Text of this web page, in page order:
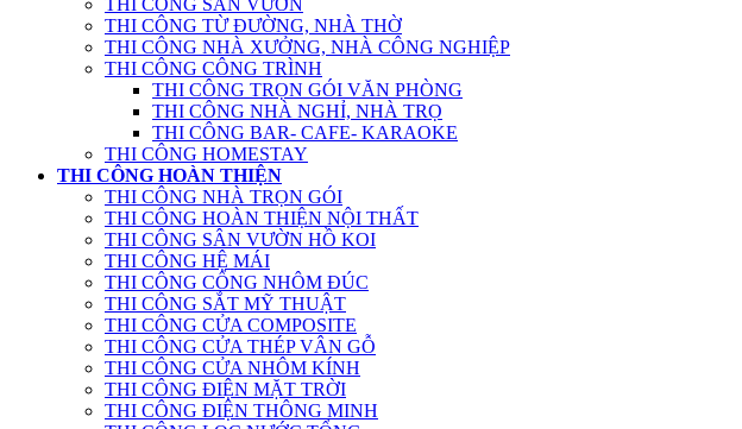
THI CÔNG SÂN VƯỜN
THI CÔNG TỪ ĐƯỜNG, NHÀ THỜ
THI CÔNG NHÀ XƯỞNG, NHÀ CÔNG NGHIỆP
THI CÔNG CÔNG TRÌNH
THI CÔNG TRỌN GÓI VĂN PHÒNG
THI CÔNG NHÀ NGHỈ, NHÀ TRỌ
THI CÔNG BAR- CAFE- KARAOKE
THI CÔNG HOMESTAY
THI CÔNG HOÀN THIỆN
THI CÔNG NHÀ TRỌN GÓI
THI CÔNG HOÀN THIỆN NỘI THẤT
THI CÔNG SÂN VƯỜN HỒ KOI
THI CÔNG HỆ MÁI
THI CÔNG CỔNG NHÔM ĐÚC
THI CÔNG SẮT MỸ THUẬT
THI CÔNG CỬA COMPOSITE
THI CÔNG CỬA THÉP VÂN GỖ
THI CÔNG CỬA NHÔM KÍNH
THI CÔNG ĐIỆN MẶT TRỜI
THI CÔNG ĐIỆN THÔNG MINH